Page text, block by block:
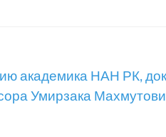
академика НАН РК,
Умирзака